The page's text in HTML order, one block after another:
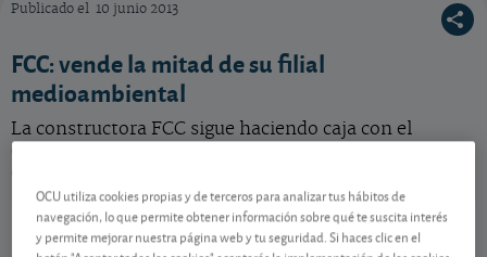
Publicado el 10 junio 2013
FCC: vende la mitad de su filial
medioambiental
La constructora FCC sigue haciendo caja con el
FCC
ES0122060314
11,12 EUR
OCU utiliza cookies propias y de terceros para analizar tus hábitos de
navegación, lo que permite obtener información sobre qué te suscita interés
y permite mejorar nuestra página web y tu seguridad. Si haces clic en el